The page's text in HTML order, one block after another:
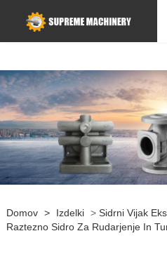
Domov > Izdelki > Sidrni Vijak
Raztezno Sidro Za Rudarjenje In